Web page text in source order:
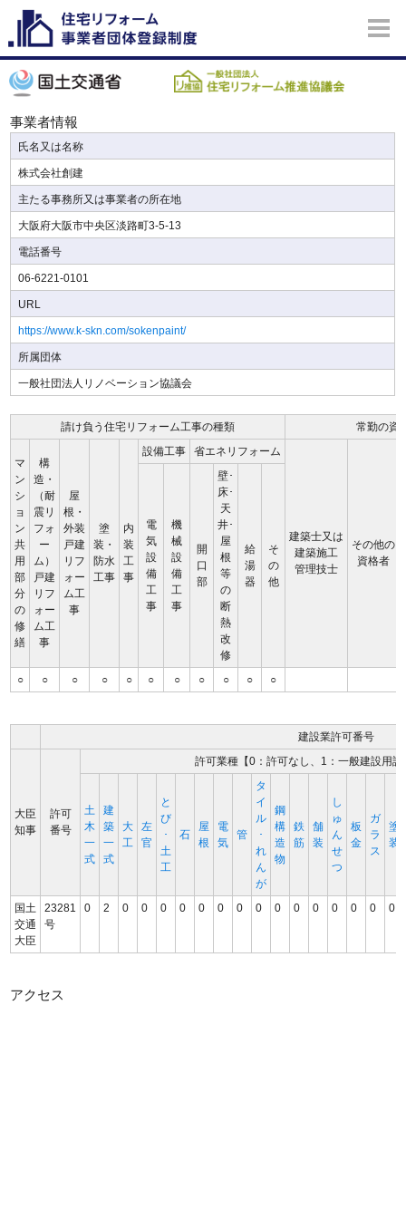
事業者情報
氏名又は名称
株式会社創建
主たる事務所又は事業者の所在地
大阪府大阪市中央区淡路町3-5-13
電話番号
06-6221-0101
URL
https://www.k-skn.com/sokenpaint/
所属団体
一般社団法人リノベーション協議会
請け負う住宅リフォーム工事の種類 常勤の資
マ
ン
シ
ョ
ン
共
用
部
分
の
修
繕
構
造・
（耐
震リ
フォ
ー
ム）
戸建
リフ
ォー
ム工
事
屋
根・
外装
戸建
リフ
ォー
ム工
事
塗
装・
防水
工事
内
装
工
事
設備工事 省エネリフォーム
建築士又は
建築施工
管理技士
その他の
資格者
電
気
設
備
工
事
機
械
設
備
工
事
開
口
部
壁･
床･
天
井･
屋
根
等
の
断
熱
改
修
給
湯
器
そ
の
他
○ ○ ○ ○ ○ ○ ○ ○ ○ ○ ○
建設業許可番号
大臣
知事
許可
番号
許可業種【0：許可なし、1：一般建設用
土
木
一
式
建
築
一
式
大
工
左
官
と
び
･
土
工
石
屋
根
電
気
管
タ
イ
ル
･
れ
ん
が
鋼
構
造
物
鉄
筋
舗
装
し
ゅ
ん
せ
つ
板
金
ガ
ラ
ス
塗
装
国土
交通
大臣
23281
号
0 2 0 0 0 0 0 0 0 0 0 0 0 0 0 0 0
アクセス